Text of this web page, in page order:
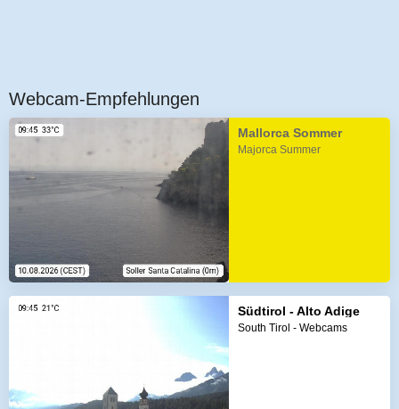
Webcam-Empfehlungen
Mallorca Sommer
Majorca Summer
Südtirol - Alto Adige
South Tirol - Webcams